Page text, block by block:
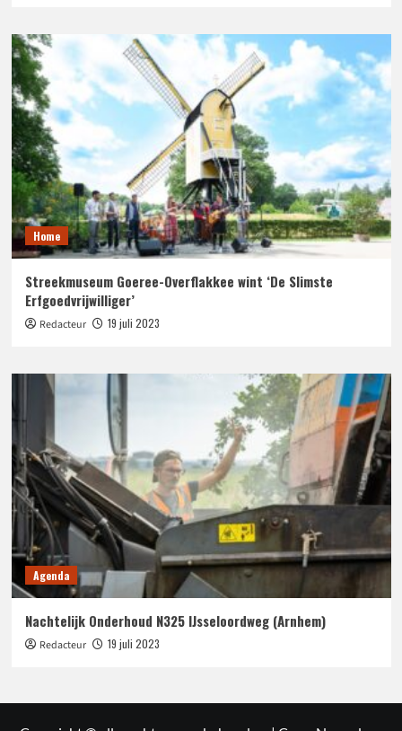
Home
Streekmuseum Goeree-Overflakkee wint ‘De Slimste
Erfgoedvrijwilliger’
Redacteur 19 juli 2023
Agenda
Nachtelijk Onderhoud N325 IJsseloordweg (Arnhem)
Redacteur 19 juli 2023